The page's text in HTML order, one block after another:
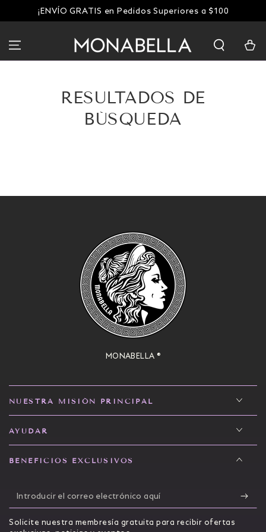
IR AL
CONTENIDO
¡ENVÍO GRATIS en Pedidos Superiores a $100
Carrito
RESULTADOS DE
BÚSQUEDA
MONABELLA ®
NUESTRA MISIÓN PRINCIPAL
AYUDAR
BENEFICIOS EXCLUSIVOS
Introducir
el
Solicite nuestra membresía gratuita para recibir ofertas